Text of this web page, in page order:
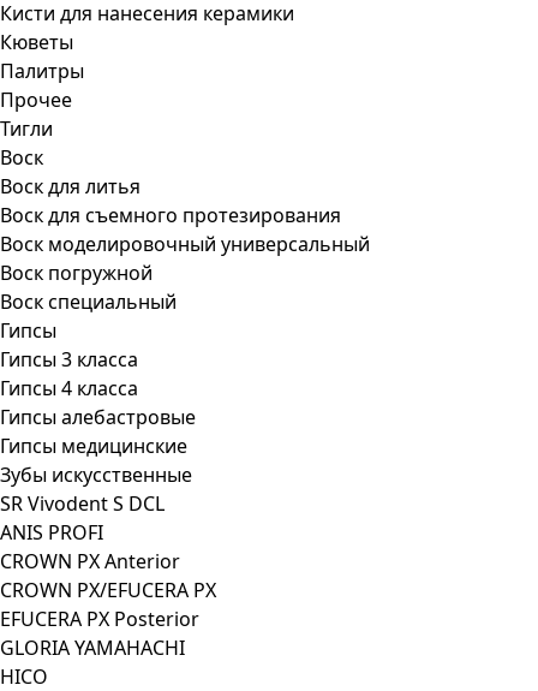
Кисти для нанесения керамики
Кюветы
Палитры
Прочее
Тигли
Воск
Воск для литья
Воск для съемного протезирования
Воск моделировочный универсальный
Воск погружной
Воск специальный
Гипсы
Гипсы 3 класса
Гипсы 4 класса
Гипсы алебастровые
Гипсы медицинские
Зубы искусственные
SR Vivodent S DCL
ANIS PROFI
CROWN PX Anterior
CROWN PX/EFUCERA PX
EFUCERA PX Posterior
GLORIA YAMAHACHI
HICO